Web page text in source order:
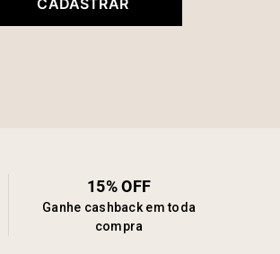
CADASTRAR
15% OFF
Ganhe cashback em toda
compra